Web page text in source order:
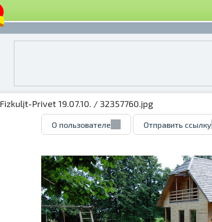
Fizkuljt-Privet 19.07.10. / 32357760.jpg
О пользователе Отправить ссылку